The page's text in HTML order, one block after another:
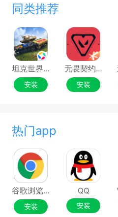
同类推荐
坦克世界闪击战
安装
无畏契约：源能行动
安装
热门app
谷歌浏览器Google Chrome
安装
QQ
安装